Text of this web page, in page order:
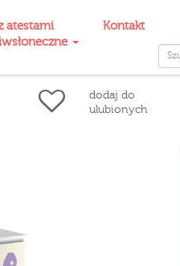
atestami
Kontakt
dodaj do
ulubionych